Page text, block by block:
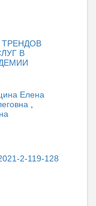
В
Елена
,
2-119-128